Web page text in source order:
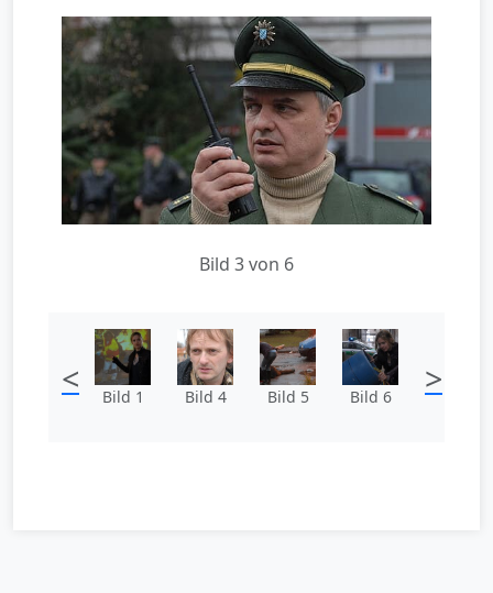
Bild 3 von 6
< Bild 1 Bild 4 Bild 5 Bild 6 >